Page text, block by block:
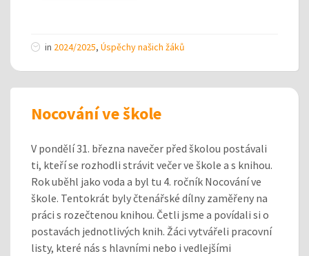
in 2024/2025, Úspěchy našich žáků
Nocování ve škole
V pondělí 31. března navečer před školou postávali
ti, kteří se rozhodli strávit večer ve škole a s knihou.
Rok uběhl jako voda a byl tu 4. ročník Nocování ve
škole. Tentokrát byly čtenářské dílny zaměřeny na
práci s rozečtenou knihou. Četli jsme a povídali si o
postavách jednotlivých knih. Žáci vytvářeli pracovní
listy, které nás s hlavními nebo i vedlejšími